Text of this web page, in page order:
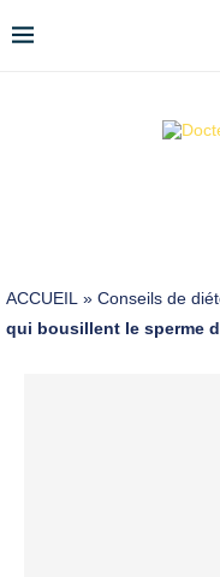
ACCUEIL » Conseils de
qui bousillent le sperme